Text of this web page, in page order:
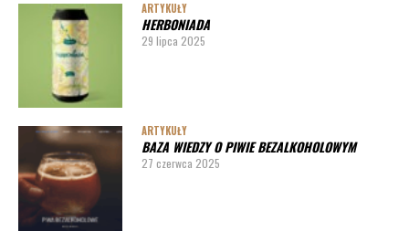
ARTYKUŁY
HERBONIADA
29 lipca 2025
ARTYKUŁY
BAZA WIEDZY O PIWIE BEZALKOHOLOWYM
27 czerwca 2025